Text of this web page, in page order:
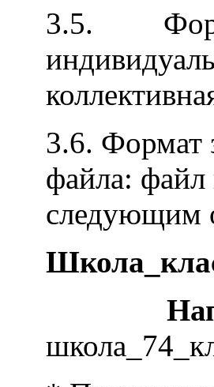
3.5.
3.6. Формат
файла: файл
следующим